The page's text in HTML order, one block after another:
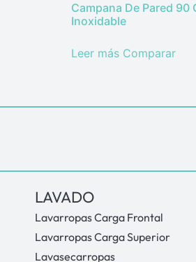
Campana De Pared 90
Inoxidable
Leer más Comparar
LAVADO
Lavarropas Carga Frontal
Lavarropas Carga Superior
Lavasecarropas